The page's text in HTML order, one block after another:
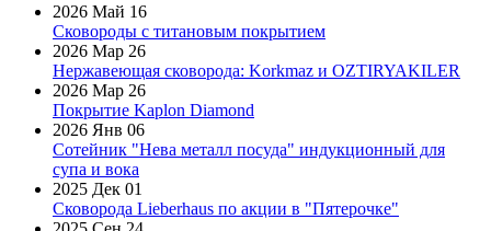
2026 Май 16
Сковороды с титановым покрытием
2026 Мар 26
Нержавеющая сковорода: Korkmaz и OZTIRYAKILER
2026 Мар 26
Покрытие Kaplon Diamond
2026 Янв 06
Сотейник "Нева металл посуда" индукционный для
супа и вока
2025 Дек 01
Сковорода Lieberhaus по акции в "Пятерочке"